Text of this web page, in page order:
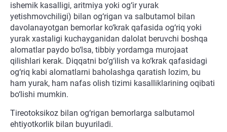
ishemik kasalligi, aritmiya yoki og‘ir yurak
yetishmovchiligi) bilan og‘rigan va salbutamol bilan
davolanayotgan bemorlar ko‘krak qafasida og‘riq yoki
yurak xastaligi kuchayganidan dalolat beruvchi boshqa
alomatlar paydo bo‘lsa, tibbiy yordamga murojaat
qilishlari kerak. Diqqatni bo‘g‘ilish va ko‘krak qafasidagi
og‘riq kabi alomatlarni baholashga qaratish lozim, bu
ham yurak, ham nafas olish tizimi kasalliklarining oqibati
bo‘lishi mumkin.
Tireotoksikoz bilan og‘rigan bemorlarga salbutamol
ehtiyotkorlik bilan buyuriladi.